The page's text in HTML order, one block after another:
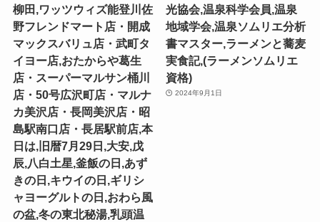
柳田,ワッツウィズ能登川佐
野フレンドマート店・開成
マックスバリュ店・武町タ
イヨー店,おたからや葛生
店・スーパーマルサン桶川
店・50号広沢町店・マルナ
カ美沢店・長岡美沢店・昭
島駅南口店・長居駅前店,本
日は,旧暦7月29日,大安,戊
辰,八白土星,釜飯の日,あず
きの日,キウイの日,ギリシ
ャヨーグルトの日,おわら風
の盆,冬の東北秘湯,乳頭温
光協会,温泉科学会員,温泉
地域学会,温泉ソムリエ分析
書マスター,ラーメンと蕎麦
実食記,(ラーメンソムリエ
資格)
2024年9月1日